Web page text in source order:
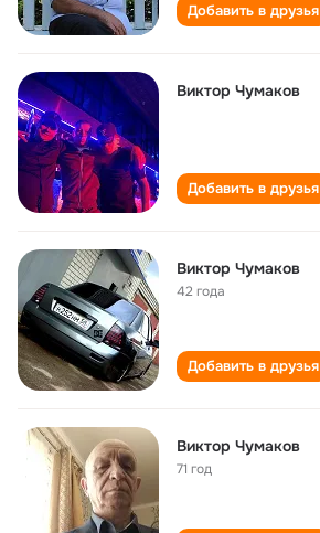
Добавить в друзья
Виктор Чумаков
Добавить в друзья
Виктор Чумаков
42 года
Добавить в друзья
Виктор Чумаков
71 год